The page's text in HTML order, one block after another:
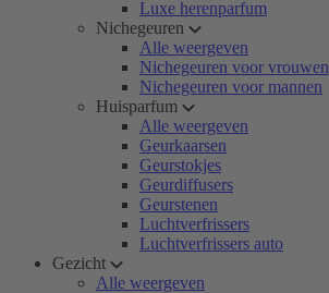
Luxe herenparfum
Nichegeuren
Alle weergeven
Nichegeuren voor vrouwen
Nichegeuren voor mannen
Huisparfum
Alle weergeven
Geurkaarsen
Geurstokjes
Geurdiffusers
Geurstenen
Luchtverfrissers
Luchtverfrissers auto
Gezicht
Alle weergeven